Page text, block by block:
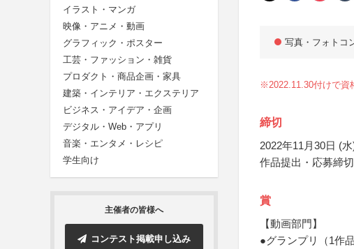
イラスト・マンガ
映像・アニメ・動画
グラフィック・ポスター
工芸・ファッション・雑貨
プロダクト・商品企画・家具
建築・インテリア・エクステリア
ビジネス・アイデア・企画
デジタル・Web・アプリ
音楽・エンタメ・レシピ
学生向け
主催者の皆様へ
コンテスト掲載申し込み
写真・フォトコ
※2022.11.30付けで資
締切
2022年11月30日 (水
作品提出・応募締
賞
【動画部門】
●グランプリ（1作